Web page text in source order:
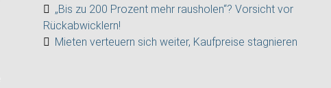
„Bis zu 200 Prozent mehr rausholen“? Vorsicht vor
Rückabwicklern!
Mieten verteuern sich weiter, Kaufpreise stagnieren